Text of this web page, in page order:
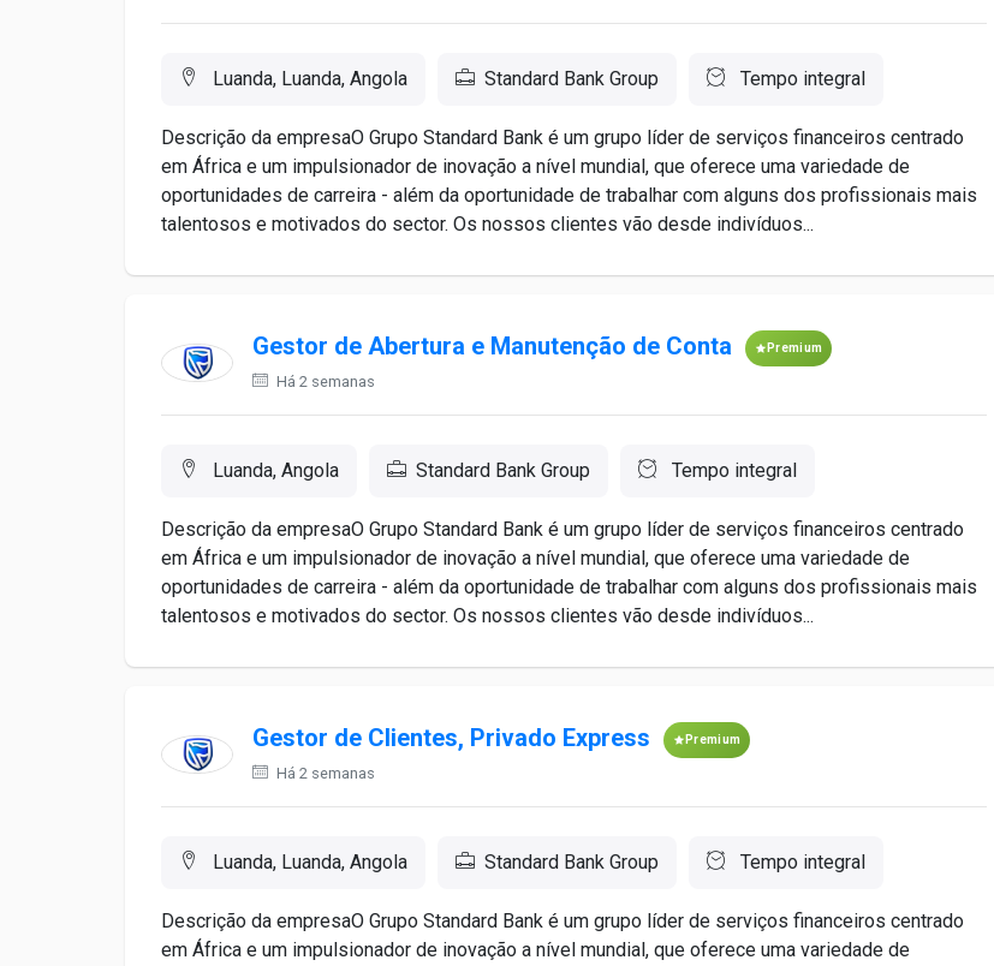
Luanda, Luanda, Angola Standard Bank Group Tempo integral
Descrição da empresaO Grupo Standard Bank é um grupo líder de serviços financeiros centrado
em África e um impulsionador de inovação a nível mundial, que oferece uma variedade de
oportunidades de carreira - além da oportunidade de trabalhar com alguns dos profissionais mais
talentosos e motivados do sector. Os nossos clientes vão desde indivíduos...
Gestor de Abertura e Manutenção de Conta Premium
Há 2 semanas
Luanda, Angola Standard Bank Group Tempo integral
Descrição da empresaO Grupo Standard Bank é um grupo líder de serviços financeiros centrado
em África e um impulsionador de inovação a nível mundial, que oferece uma variedade de
oportunidades de carreira - além da oportunidade de trabalhar com alguns dos profissionais mais
talentosos e motivados do sector. Os nossos clientes vão desde indivíduos...
Gestor de Clientes, Privado Express Premium
Há 2 semanas
Luanda, Luanda, Angola Standard Bank Group Tempo integral
Descrição da empresaO Grupo Standard Bank é um grupo líder de serviços financeiros centrado
em África e um impulsionador de inovação a nível mundial, que oferece uma variedade de